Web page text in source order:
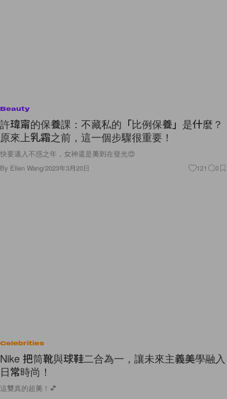
Beauty
許瑋甯的保養課：不藏私的「比例保養」是什麼？
原來上乳霜之前，這一個步驟很重要！
快要邁入不惑之年，女神還是美到在發光😍
By Ellen Wang/2023年3月20日 121 0
Celebrities
Nike 把筒靴與球鞋二合為一，讓未來主義美學融入
日常時尚！
這雙真的超美！💕